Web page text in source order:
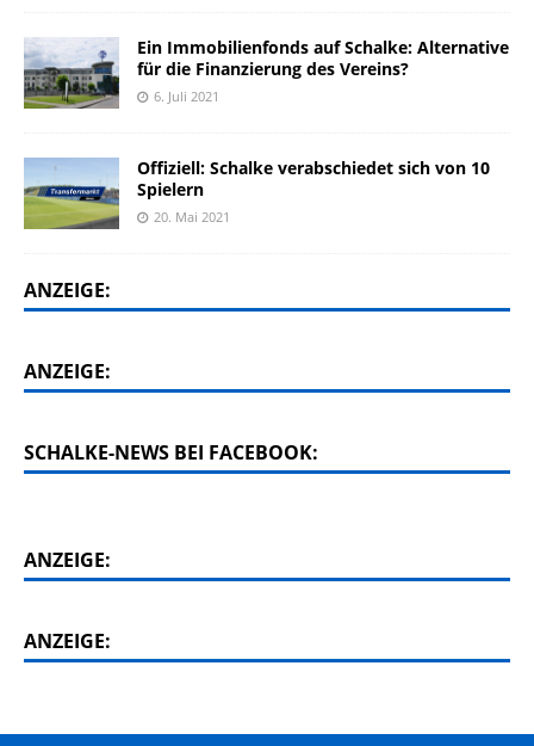
Ein Immobilienfonds auf Schalke: Alternative
für die Finanzierung des Vereins?
6. Juli 2021
Offiziell: Schalke verabschiedet sich von 10
Spielern
20. Mai 2021
ANZEIGE:
ANZEIGE:
SCHALKE-NEWS BEI FACEBOOK:
ANZEIGE:
ANZEIGE: